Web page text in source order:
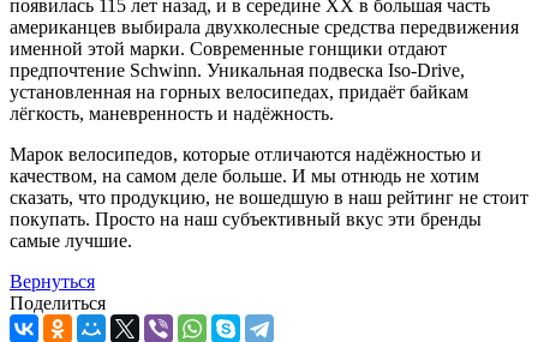
появилась 115 лет назад, и в середине XX в большая часть
американцев выбирала двухколесные средства передвижения
именной этой марки. Современные гонщики отдают
предпочтение Schwinn. Уникальная подвеска Iso-Drive,
установленная на горных велосипедах, придаёт байкам
лёгкость, маневренность и надёжность.
Марок велосипедов, которые отличаются надёжностью и
качеством, на самом деле больше. И мы отнюдь не хотим
сказать, что продукцию, не вошедшую в наш рейтинг не стоит
покупать. Просто на наш субъективный вкус эти бренды
самые лучшие.
Вернуться
Поделиться